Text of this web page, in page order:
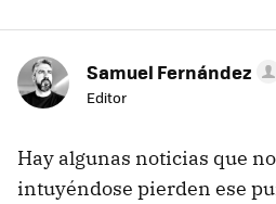
Samuel Fernández
Editor
Hay algunas noticias que
intuyéndose pierden ese